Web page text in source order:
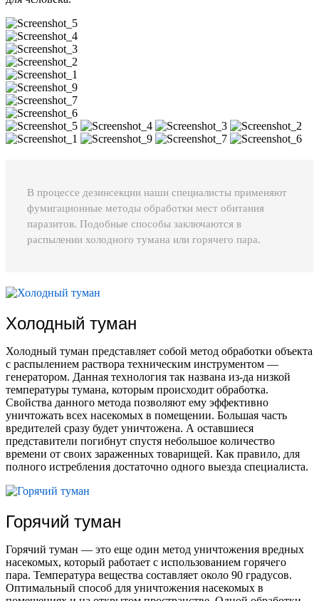
В процессе дезинсекции наши специалисты применяют
фумигационные методы обработки мест обитания
паразитов. Подобные способы заключаются в
распылении холодного тумана или горячего пара.
Холодный туман
Холодный туман представляет собой метод обработки объекта
с распылением раствора техническим инструментом —
генератором. Данная технология так названа из-да низкой
температуры тумана, которым происходит обработка.
Свойства данного метода позволяют ему эффективно
уничтожать всех насекомых в помещении. Большая часть
вредителей сразу будет уничтожена. А оставшиеся
представители погибнут спустя небольшое количество
времени от своих зараженных товарищей. Как правило, для
полного истребления достаточно одного выезда специалиста.
Горячий туман
Горячий туман — это еще один метод уничтожения вредных
насекомых, который работает с использованием горячего
пара. Температура вещества составляет около 90 градусов.
Оптимальный способ для уничтожения насекомых в